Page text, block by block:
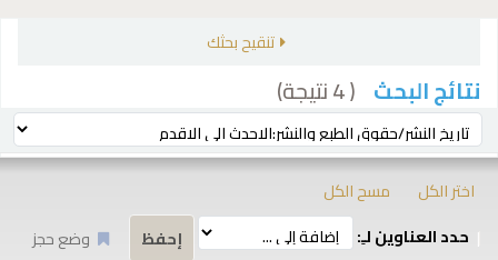
تنقيح بحثك
نتائج البحث ( 4 نتيجة)
ترتيب بواسطة:
اختر الكل
مسح الكل
حدد العناوين لـِ:
وضع حجز